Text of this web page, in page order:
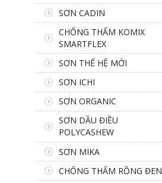
SƠN CADIN
CHỐNG THẤM KOMIX
SMARTFLEX
SƠN THẾ HỆ MỚI
SƠN ICHI
SƠN ORGANIC
SƠN DẦU ĐIỀU
POLYCASHEW
SƠN MIKA
CHỐNG THẤM RỒNG ĐEN